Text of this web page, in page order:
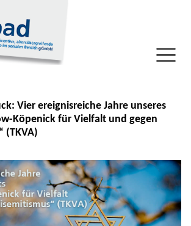
Vier ereignisreiche Jahre unseres
Köpenick für Vielfalt und gegen
(TKVA)